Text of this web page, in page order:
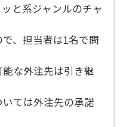
と系ジャンルのチャ
、担当者は1名で問
な外注先は引き継
ては外注先の承諾